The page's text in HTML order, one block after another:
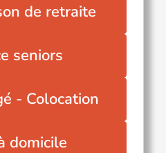
de retraite
seniors
- Colocation
domicile